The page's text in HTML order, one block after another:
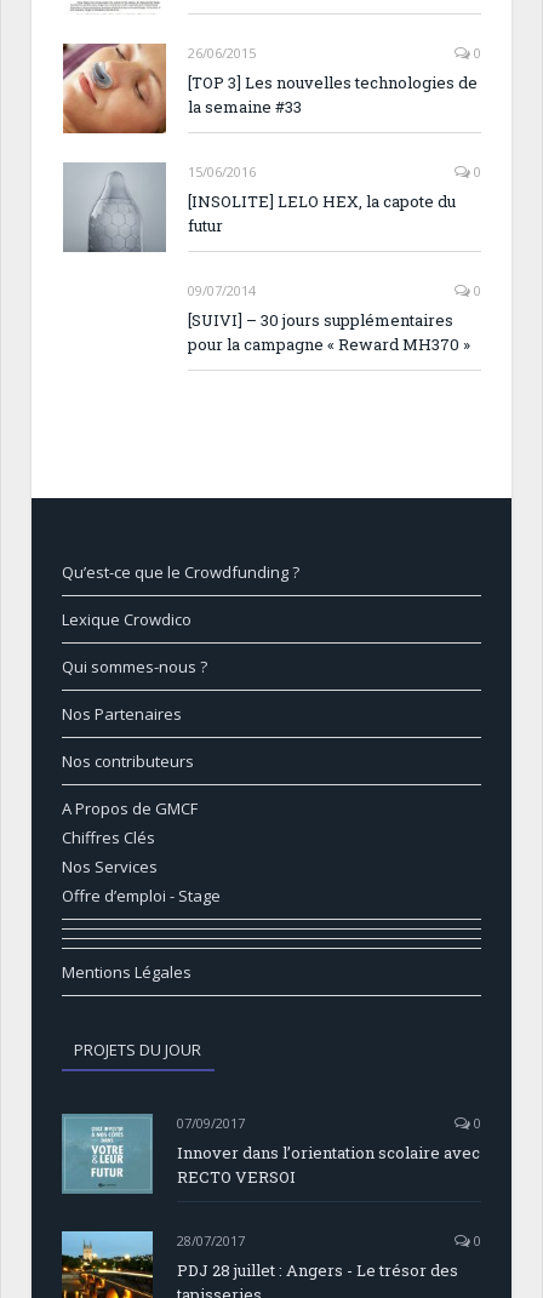
26/06/2015 0
[TOP 3] Les nouvelles technologies de
la semaine #33
15/06/2016 0
[INSOLITE] LELO HEX, la capote du
futur
09/07/2014 0
[SUIVI] – 30 jours supplémentaires
pour la campagne « Reward MH370 »
Qu’est-ce que le Crowdfunding ?
Lexique Crowdico
Qui sommes-nous ?
Nos Partenaires
Nos contributeurs
A Propos de GMCF
Chiffres Clés
Nos Services
Offre d’emploi - Stage
Mentions Légales
PROJETS DU JOUR
07/09/2017 0
Innover dans l’orientation scolaire avec
RECTO VERSOI
28/07/2017 0
PDJ 28 juillet : Angers - Le trésor des